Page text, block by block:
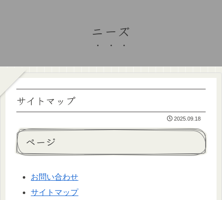
ニーズ
サイトマップ
2025.09.18
ページ
お問い合わせ
サイトマップ